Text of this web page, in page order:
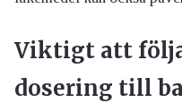
Viktigt att
dosering till